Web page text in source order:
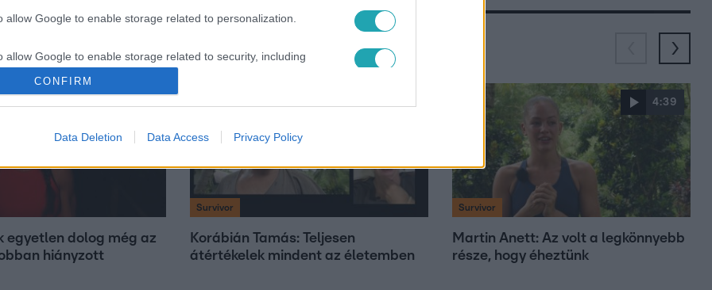
allow Google to enable storage related to personalization.
allow Google to enable storage related to security, including
functionality and fraud prevention, and other user protection.
CONFIRM
Data Deletion Data Access Privacy Policy
egyetlen dolog még az
hiányzott
Survivor
Korábián Tamás: Teljesen
átértékelek mindent az életemben
4:39
Survivor
Martin Anett: Az volt a legkönnyebb
része, hogy éheztünk